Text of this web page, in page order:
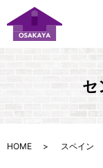
セ
HOME スペイン